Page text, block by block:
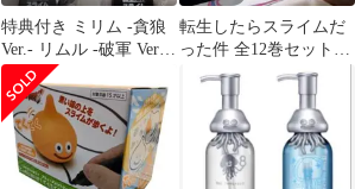
特典付き ミリム -貪狼
Ver.- リムル -破軍 Ver.-
フィギュア
転生したらスライムだ
った件 全12巻セット
おまけ付き